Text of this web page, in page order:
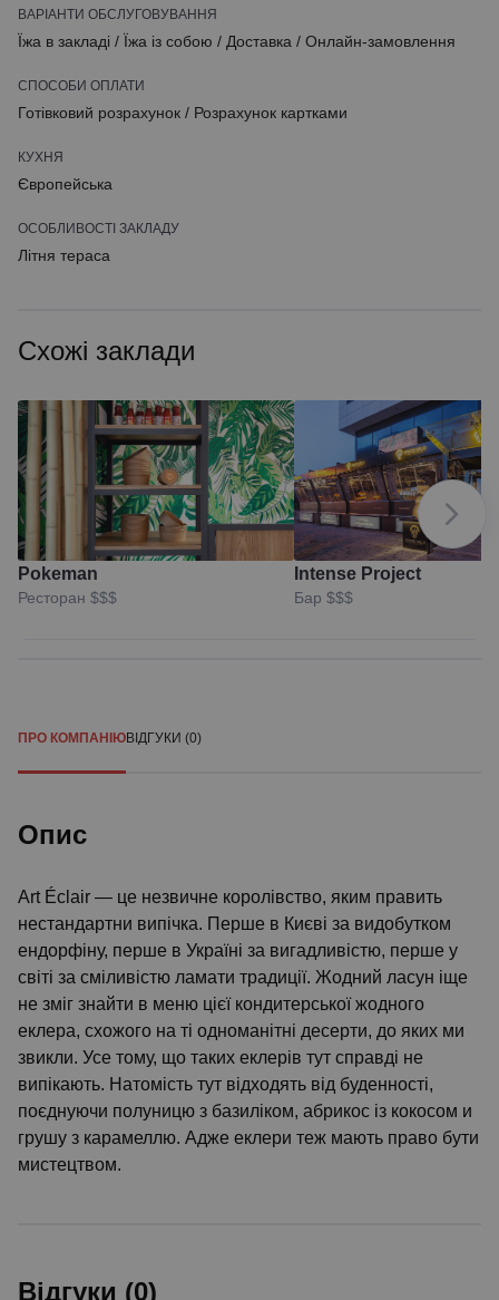
ВАРІАНТИ ОБСЛУГОВУВАННЯ
Їжа в закладі / Їжа із собою / Доставка / Онлайн-замовлення
СПОСОБИ ОПЛАТИ
Готівковий розрахунок / Розрахунок картками
КУХНЯ
Європейська
ОСОБЛИВОСТІ ЗАКЛАДУ
Літня тераса
Схожі заклади
Pokeman
Ресторан $$$
Intense Project
Бар $$$
ПРО КОМПАНІЮВІДГУКИ (0)
Опис
Art Éclair — це незвичне королівство, яким править
нестандартни випічка. Перше в Києві за видобутком
ендорфіну, перше в Україні за вигадливістю, перше у
світі за сміливістю ламати традиції. Жодний ласун іще
не зміг знайти в меню цієї кондитерської жодного
еклера, схожого на ті одноманітні десерти, до яких ми
звикли. Усе тому, що таких еклерів тут справді не
випікають. Натомість тут відходять від буденності,
поєднуючи полуницю з базиліком, абрикос із кокосом и
грушу з карамеллю. Адже еклери теж мають право бути
мистецтвом.
Відгуки (0)